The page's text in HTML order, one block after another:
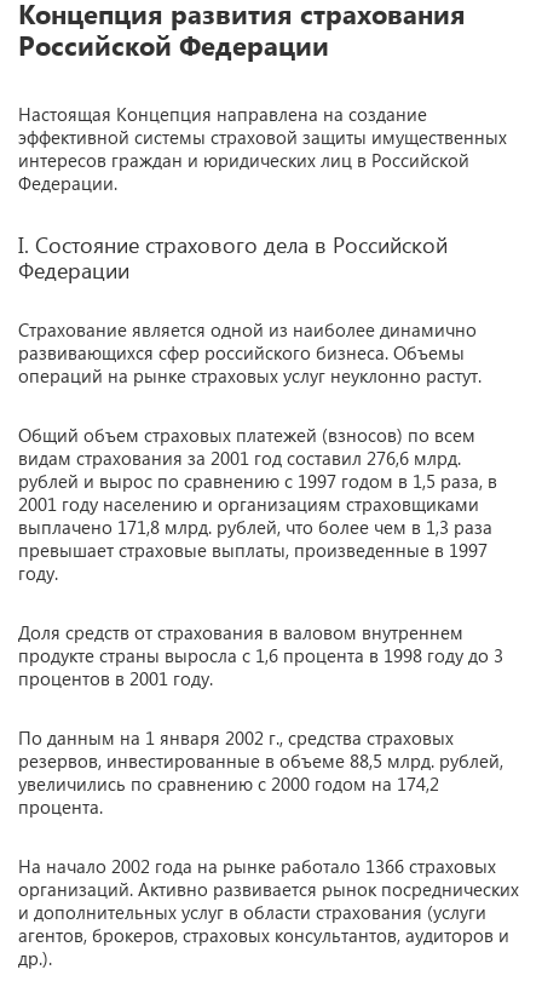
Концепция развития страхования
Российской Федерации
Настоящая Концепция направлена на создание
эффективной системы страховой защиты имущественных
интересов граждан и юридических лиц в Российской
Федерации.
I. Состояние страхового дела в Российской
Федерации
Страхование является одной из наиболее динамично
развивающихся сфер российского бизнеса. Объемы
операций на рынке страховых услуг неуклонно растут.
Общий объем страховых платежей (взносов) по всем
видам страхования за 2001 год составил 276,6 млрд.
рублей и вырос по сравнению с 1997 годом в 1,5 раза, в
2001 году населению и организациям страховщиками
выплачено 171,8 млрд. рублей, что более чем в 1,3 раза
превышает страховые выплаты, произведенные в 1997
году.
Доля средств от страхования в валовом внутреннем
продукте страны выросла с 1,6 процента в 1998 году до 3
процентов в 2001 году.
По данным на 1 января 2002 г., средства страховых
резервов, инвестированные в объеме 88,5 млрд. рублей,
увеличились по сравнению с 2000 годом на 174,2
процента.
На начало 2002 года на рынке работало 1366 страховых
организаций. Активно развивается рынок посреднических
и дополнительных услуг в области страхования (услуги
агентов, брокеров, страховых консультантов, аудиторов и
др.).